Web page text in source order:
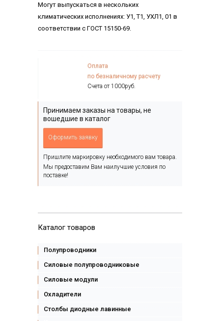
Могут выпускаться в нескольких
климатических исполнениях: У1, Т1, УХЛ1, 01 в
соответствии с ГОСТ 15150-69.
Оплата
по безналичному расчету
Счета от 1000руб.
Принимаем заказы на товары, не
вошедшие в каталог
Оформить заявку
Пришлите маркировку необходимого вам товара.
Мы предоставим Вам наилучшие условия по
поставке!
Каталог товаров
Полупроводники
Силовые полупроводниковые
Силовые модули
Охладители
Столбы диодные лавинные